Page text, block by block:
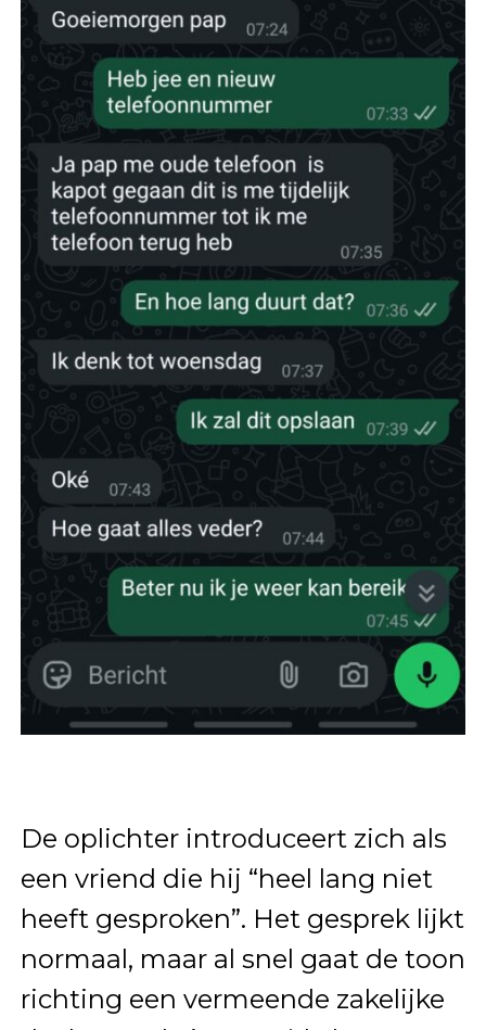
De oplichter introduceert zich als
een vriend die hij “heel lang niet
heeft gesproken”. Het gesprek lijkt
normaal, maar al snel gaat de toon
richting een vermeende zakelijke